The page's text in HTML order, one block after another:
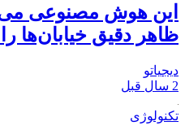
این هوش مصنوعی
ظاهر دقیق خیابان‌ها
دیجیاتو
2 سال قبل
تکنولوژی